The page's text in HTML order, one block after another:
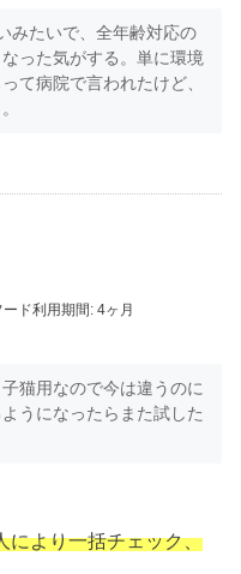
みたいで、全年齢対応の
った気がする。単に環境
て病院で言われたけど、
ード利用期間: 4ヶ月
猫用なので今は違うのに
うになったらまた試した
により一括チェック、